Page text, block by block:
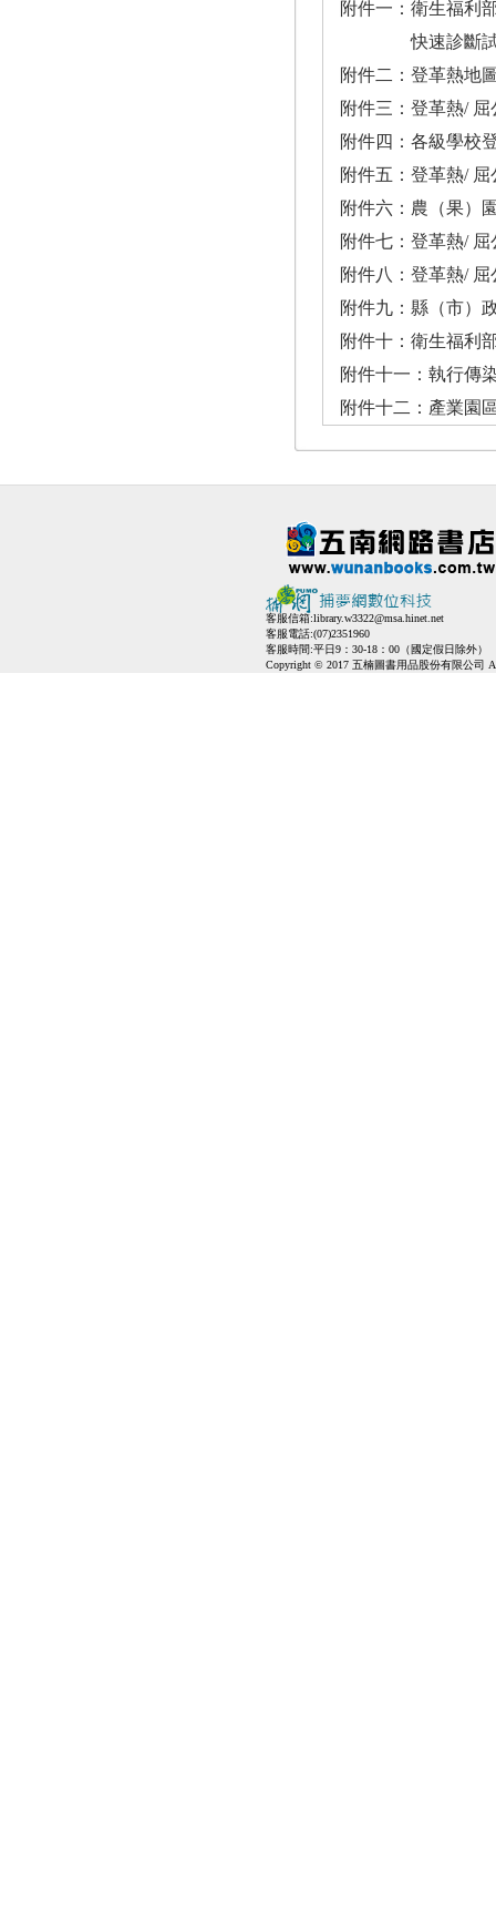
附件一：衛生福利
快速診斷試劑」
附件二：登革熱地
附件三：登革熱/ 屈
附件四：各級學校
附件五：登革熱/
附件六：農（果）
附件七：登革熱/ 屈
附件八：登革熱/ 屈
附件九：縣（市）
附件十：衛生福利
附件十一：執行傳
附件十二：產業園
客服信箱:library.w3322@msa.hinet.net
客服電話:(07)2351960
客服時間:平日9：30-18：00（國定假日除外）
Copyright © 2017 五楠圖書用品股份有限公司